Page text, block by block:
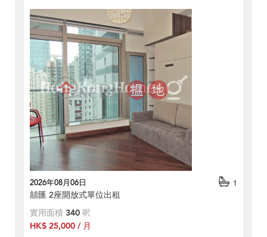
2026年08月06日 1
囍匯 2座開放式單位出租
實用面積 340 呎
HK$ 25,000 / 月